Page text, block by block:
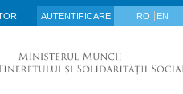
AUTENTIFICARE RO EN